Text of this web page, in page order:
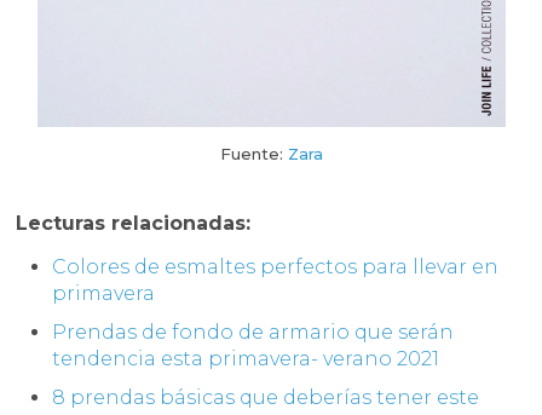
Fuente: Zara
Lecturas relacionadas:
Colores de esmaltes perfectos para llevar en
primavera
Prendas de fondo de armario que serán
tendencia esta primavera- verano 2021
8 prendas básicas que deberías tener este